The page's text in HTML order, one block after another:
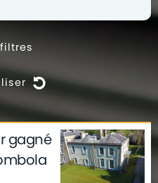
archives
gouvernement
gagné